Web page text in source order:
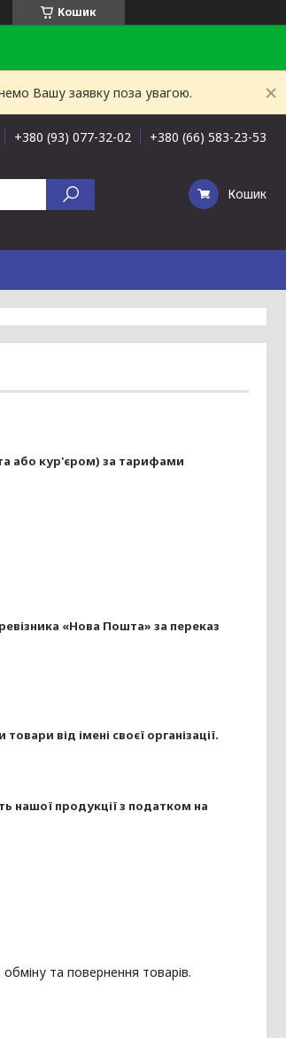
Кошик
Вашу заявку поза увагою.
+380 (93) 077-32-02 +380 (66) 583-23-53
Кошик
або кур'єром) за тарифами
«Нова Пошта» за переказ
від імені своєї організації.
нашої продукції з податком на
та повернення товарів.